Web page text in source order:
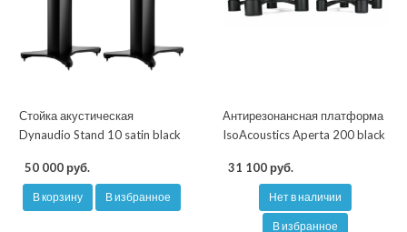
Стойка акустическая
Dynaudio Stand 10 satin black
50 000 руб.
В корзину В избранное
Антирезонансная платформа
IsoAcoustics Aperta 200 black
31 100 руб.
Нет в наличии
В избранное